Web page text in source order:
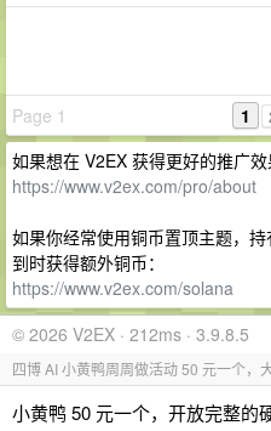
Page 1 1
如果想在 V2EX 获得更好的推广
https://www.v2ex.com/pro/about
如果你经常使用铜币置顶主题，
到时获得额外铜币：
https://www.v2ex.com/solana
© 2026 V2EX · 212ms · 3.9.8.5
四博 AI 小黄鸭周周做活动 50 元一个，
小黄鸭 50 元一个，开放完整的